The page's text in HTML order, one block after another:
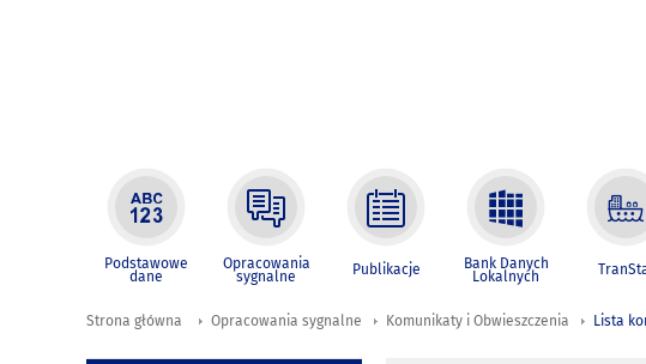
Podstawowe
dane
Opracowania
sygnalne Publikacje Bank Danych
Lokalnych
Strona główna Opracowania sygnalne Komunikaty i Obwieszczenia Lista